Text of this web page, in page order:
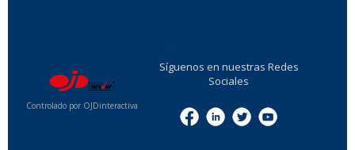
Controlado por OJDinteractiva
Síguenos en nuestras Redes
Sociales